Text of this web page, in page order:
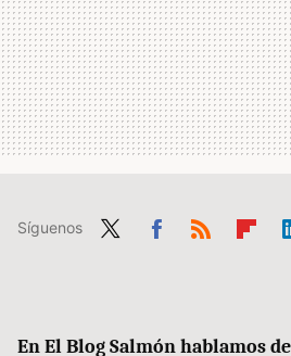
Síguenos
En El Blog Salmón hablamos